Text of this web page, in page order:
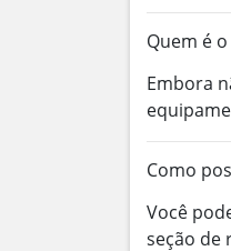
Quem é
Embora
Como
Você
seção de